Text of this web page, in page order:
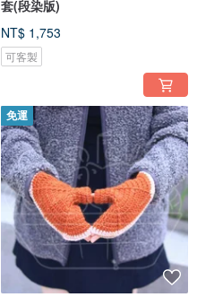
套(段染版)
NT$ 1,753
可客製
免運